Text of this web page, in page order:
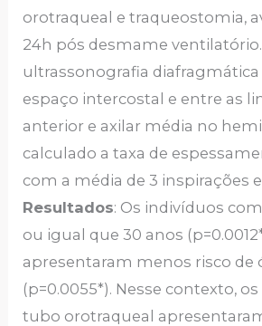
orotraqueal e traqueostomia,
24h pós desmame ventilatório.
ultrassonografia
espaço intercostal e entre as
anterior e axilar média no
calculado a taxa de
com a média de 3 inspirações
Resultados: Os indivíduos
ou igual que 30 anos
apresentaram menos risco de
(p=0.0055*). Nesse contexto,
tubo orotraqueal